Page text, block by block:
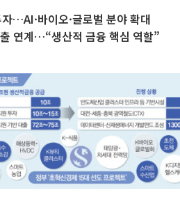
…AI·바이오·글로벌 분야 확대
출 연계…“생산적 금융 핵심 역할”